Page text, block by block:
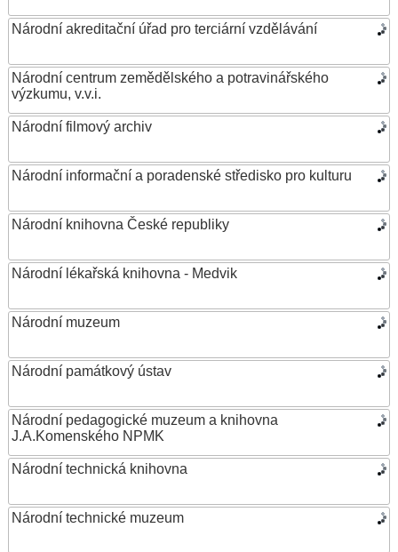
Národní akreditační úřad pro terciární vzdělávání
Národní centrum zemědělského a potravinářského
výzkumu, v.v.i.
Národní filmový archiv
Národní informační a poradenské středisko pro kulturu
Národní knihovna České republiky
Národní lékařská knihovna - Medvik
Národní muzeum
Národní památkový ústav
Národní pedagogické muzeum a knihovna
J.A.Komenského NPMK
Národní technická knihovna
Národní technické muzeum